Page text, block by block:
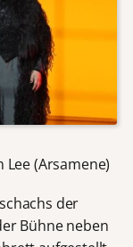
Lee (Arsamene)
der
Bühne neben